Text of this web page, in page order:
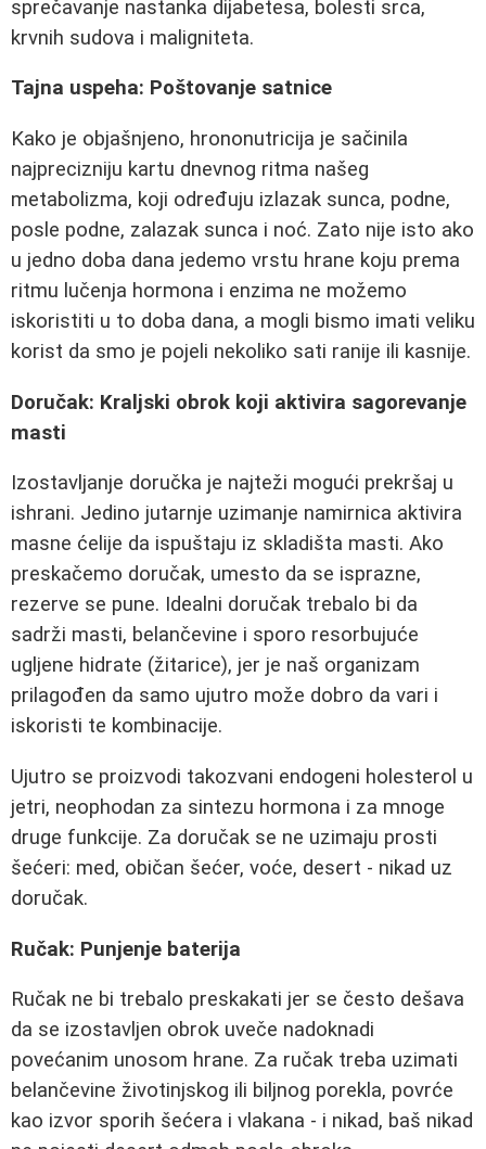
sprečavanje nastanka dijabetesa, bolesti srca,
krvnih sudova i maligniteta.
Tajna uspeha: Poštovanje satnice
Kako je objašnjeno, hrononutricija je sačinila
najprecizniju kartu dnevnog ritma našeg
metabolizma, koji određuju izlazak sunca, podne,
posle podne, zalazak sunca i noć. Zato nije isto ako
u jedno doba dana jedemo vrstu hrane koju prema
ritmu lučenja hormona i enzima ne možemo
iskoristiti u to doba dana, a mogli bismo imati veliku
korist da smo je pojeli nekoliko sati ranije ili kasnije.
Doručak: Kraljski obrok koji aktivira sagorevanje
masti
Izostavljanje doručka je najteži mogući prekršaj u
ishrani. Jedino jutarnje uzimanje namirnica aktivira
masne ćelije da ispuštaju iz skladišta masti. Ako
preskačemo doručak, umesto da se isprazne,
rezerve se pune. Idealni doručak trebalo bi da
sadrži masti, belančevine i sporo resorbujuće
ugljene hidrate (žitarice), jer je naš organizam
prilagođen da samo ujutro može dobro da vari i
iskoristi te kombinacije.
Ujutro se proizvodi takozvani endogeni holesterol u
jetri, neophodan za sintezu hormona i za mnoge
druge funkcije. Za doručak se ne uzimaju prosti
šećeri: med, običan šećer, voće, desert - nikad uz
doručak.
Ručak: Punjenje baterija
Ručak ne bi trebalo preskakati jer se često dešava
da se izostavljen obrok uveče nadoknadi
povećanim unosom hrane. Za ručak treba uzimati
belančevine životinjskog ili biljnog porekla, povrće
kao izvor sporih šećera i vlakana - i nikad, baš nikad